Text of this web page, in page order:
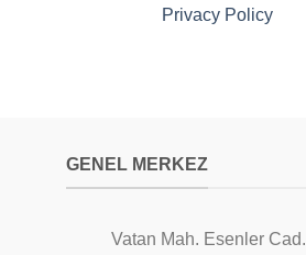
Privacy Policy
GENEL MERKEZ
Vatan Mah. Esenler Cad.